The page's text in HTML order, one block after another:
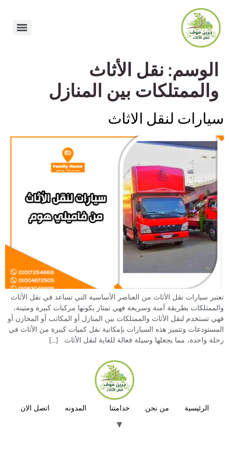
الوسم: نقل الأثاث
والممتلكات بين المنازل
سيارات لنقل الاثاث
تعتبر سيارات نقل الأثاث من العناصر الأساسية التي تساعد في نقل الأثاث
والممتلكات بطريقة آمنة وسريعة فهي تمتاز بكونها مركبات كبيرة ومتينة،
فهي تستخدم لنقل الأثاث والممتلكات بين المنازل أو المكاتب أو المخازن أو
المستودعات وتتميز هذه السيارات بإمكانية نقل كميات كبيرة من الأثاث في
رحلة واحدة، مما يجعلها وسيلة فعالة للغاية لنقل الأثاث […]
الرئيسية من نحن خدامتنا المدونه اتصل الان